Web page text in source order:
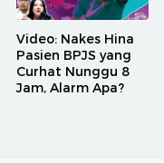
Video: Nakes Hina
Pasien BPJS yang
Curhat Nunggu 8
Jam, Alarm Apa?